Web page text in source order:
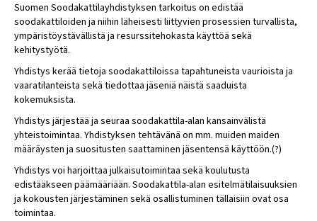
Suomen Soodakattilayhdistyksen tarkoitus on edistää
soodakattiloiden ja niihin läheisesti liittyvien prosessien turvallista,
ympäristöystävällistä ja resurssitehokasta käyttöä sekä
kehitystyötä.
Yhdistys kerää tietoja soodakattiloissa tapahtuneista vaurioista ja
vaaratilanteista sekä tiedottaa jäseniä näistä saaduista
kokemuksista.
Yhdistys järjestää ja seuraa soodakattila-alan kansainvälistä
yhteistoimintaa. Yhdistyksen tehtävänä on mm. muiden maiden
määräysten ja suositusten saattaminen jäsentensä käyttöön.(?)
Yhdistys voi harjoittaa julkaisutoimintaa sekä koulutusta
edistääkseen päämääriään. Soodakattila-alan esitelmätilaisuuksien
ja kokousten järjestäminen sekä osallistuminen tällaisiin ovat osa
toimintaa.